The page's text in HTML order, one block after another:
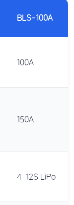
BLS-100A
100A
150A
4-12S LiPo